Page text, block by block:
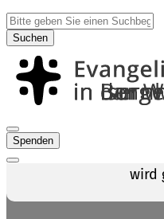
Suchen
Spenden